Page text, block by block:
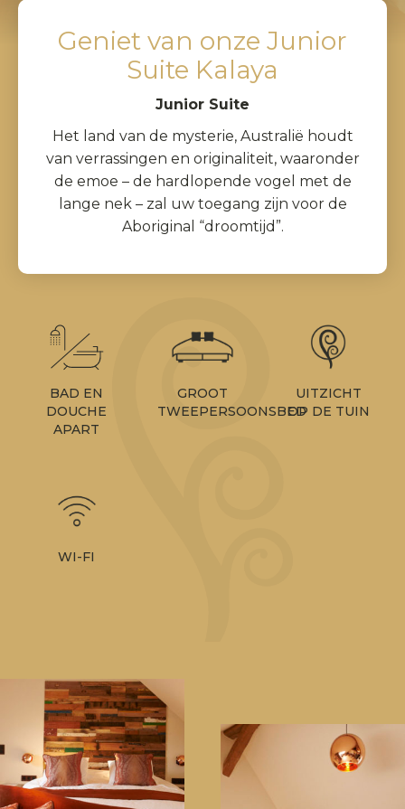
Geniet van onze Junior
Suite Kalaya
Junior Suite
Het land van de mysterie, Australië houdt
van verrassingen en originaliteit, waaronder
de emoe – de hardlopende vogel met de
lange nek – zal uw toegang zijn voor de
Aboriginal “droomtijd”.
BAD EN
DOUCHE
APART
GROOT
TWEEPERSOONSBED
UITZICHT
OP DE TUIN
WI-FI